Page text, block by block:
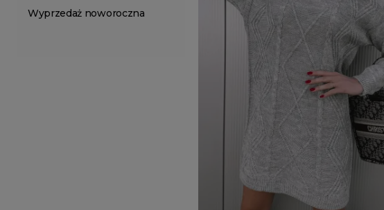
Wyprzedaż noworoczna